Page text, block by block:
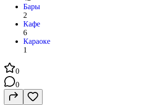
Бары
2
Кафе
6
Караоке
1
0
0